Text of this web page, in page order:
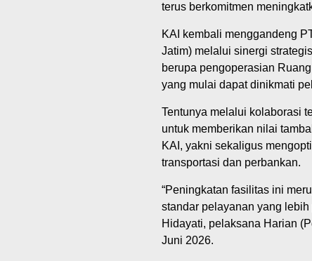
terus berkomitmen
‎KAI kembali menggandeng
Jatim) melalui sinergi
berupa pengoperasian
yang mulai dapat dinikmati
Tentunya melalui kolaborasi
untuk memberikan nilai
KAI, yakni sekaligus
transportasi dan perbankan.
“Peningkatan fasilitas ini
standar pelayanan yang
Hidayati, pelaksana Harian
Juni 2026.